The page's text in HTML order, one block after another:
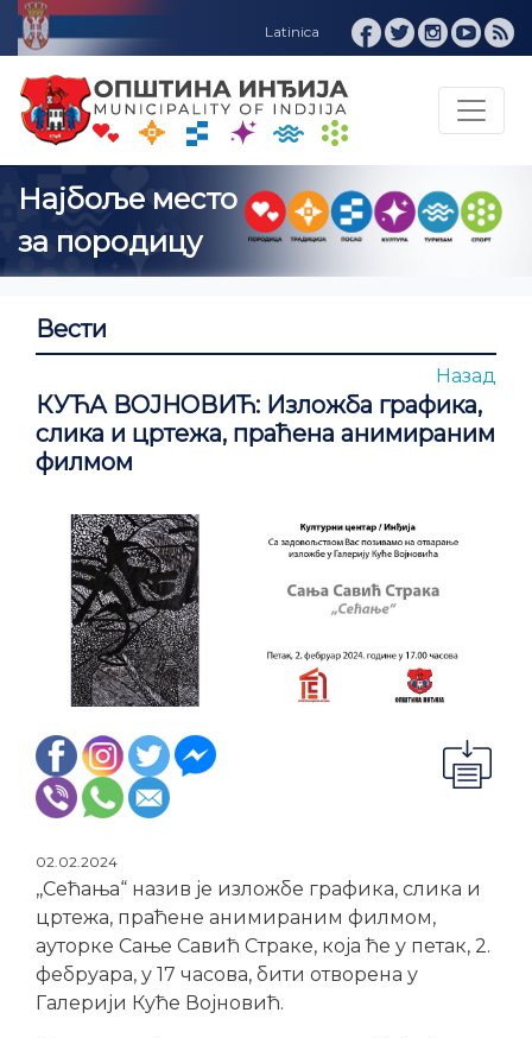
место
Вести
Назад
КУЋА ВОЈНОВИЋ: Изложба графика,
слика и цртежа, праћена анимираним
филмом
02.02.2024
,,Сећања“ назив је изложбе графика, слика и
цртежа, праћене анимираним филмом,
ауторке Сање Савић Страке, која ће у петак, 2.
фебруара, у 17 часова, бити отворена у
Галерији Куће Војновић.